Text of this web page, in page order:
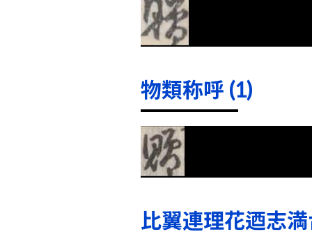
物類称呼 (1)
比翼連理花迺志満